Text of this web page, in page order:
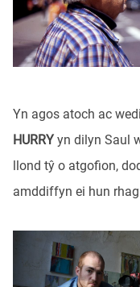
Yn agos atoch ac
HURRY yn dilyn Saul
llond tŷ o atgofion,
amddiffyn ei hun